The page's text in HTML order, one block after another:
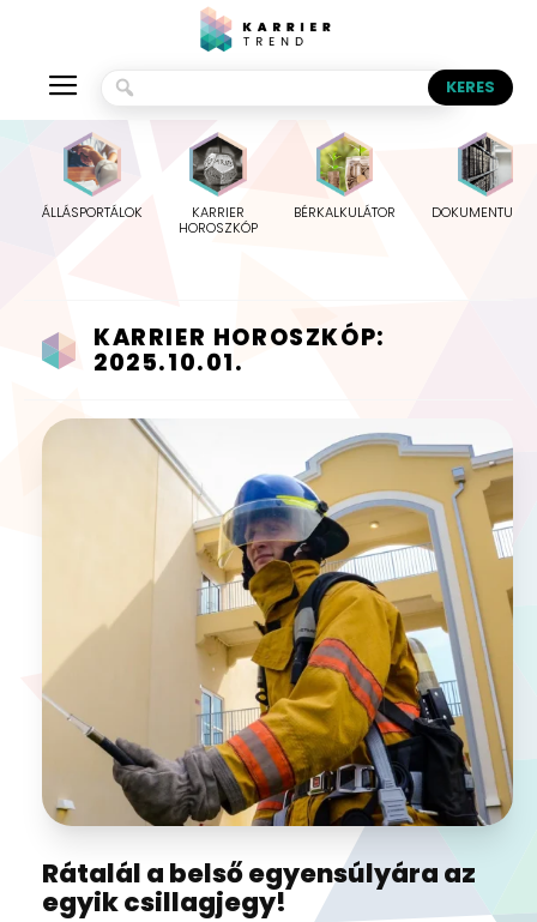
ÁLLÁSPORTÁLOK
KARRIER
HOROSZKÓP
BÉRKALKULÁTOR
KARRIER HOROSZKÓP:
2025.10.01.
Rátalál a belső egyensúlyára az
egyik csillagjegy!